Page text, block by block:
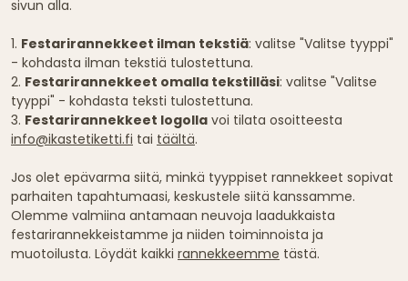
sivun alla.
1. Festarirannekkeet ilman tekstiä: valitse "Valitse tyyppi"
- kohdasta ilman tekstiä tulostettuna.
2. Festarirannekkeet omalla tekstilläsi: valitse "Valitse
tyyppi" - kohdasta teksti tulostettuna.
3. Festarirannekkeet logolla voi tilata osoitteesta
info@ikastetiketti.fi tai täältä.
Jos olet epävarma siitä, minkä tyyppiset rannekkeet sopivat
parhaiten tapahtumaasi, keskustele siitä kanssamme.
Olemme valmiina antamaan neuvoja laadukkaista
festarirannekkeistamme ja niiden toiminnoista ja
muotoilusta. Löydät kaikki rannekkeemme tästä.